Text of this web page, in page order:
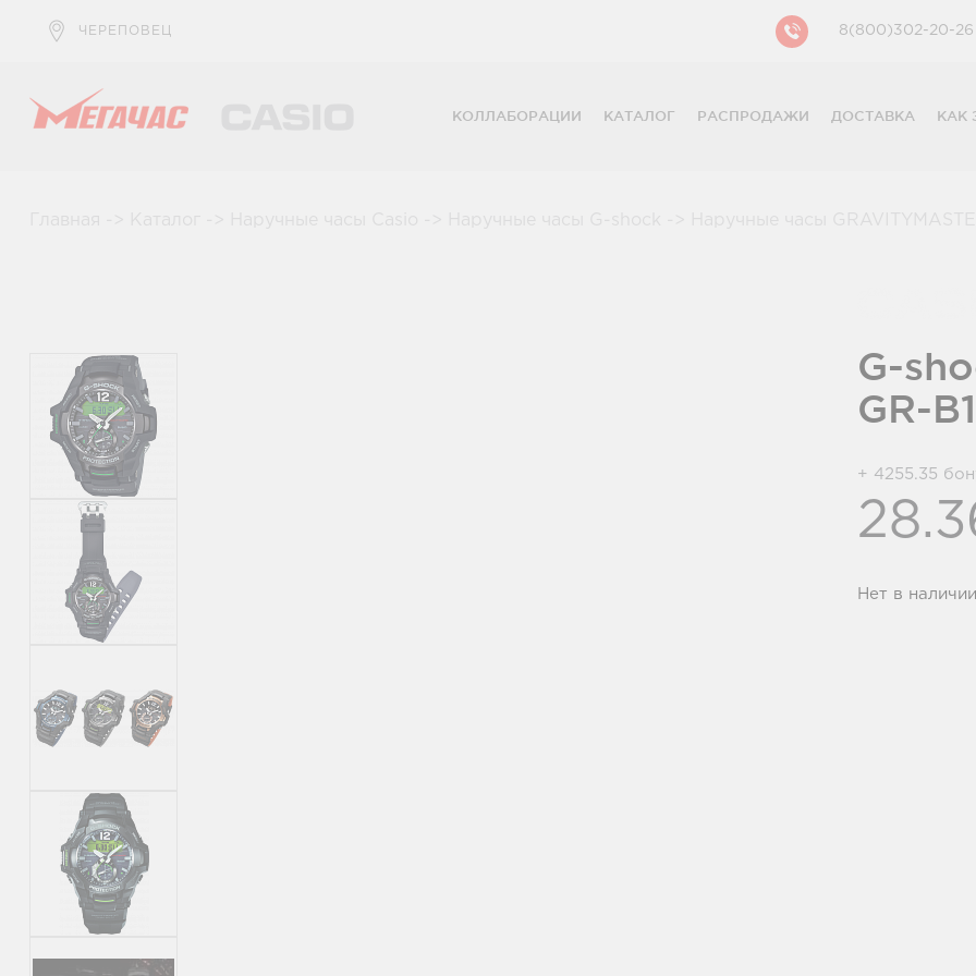
ЧЕРЕПОВЕЦ 8(800)302-20-26
КОЛЛАБОРАЦИИ
КАТАЛОГ
РАСПРОДАЖИ ДОСТАВКА КАК
G-
GR-
+ 4255.35
Нет в наличии